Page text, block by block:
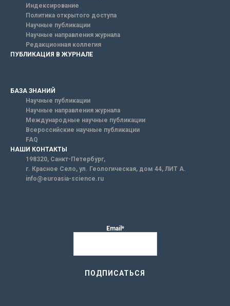
Индексирование
Политика открытого доступа
Научные публикации
Научные направления журнала
Редакционная коллегия
ПУБЛИКАЦИЯ В ЖУРНАЛЕ
БАЗА ЗНАНИЙ
Научные публикации
Научные направления журнала
Международные научные публикации
Всероссийские научные публикации
FAQ
НАШИ КОНТАКТЫ
198320, Санкт-Петербург,
г. Красное Село, ул. Геологическая, дом 44, ЛИТ А.
info@euroasia-science.ru
Email*